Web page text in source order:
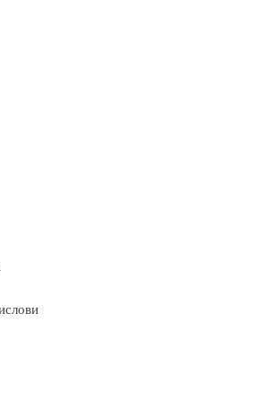
привітання з Днем